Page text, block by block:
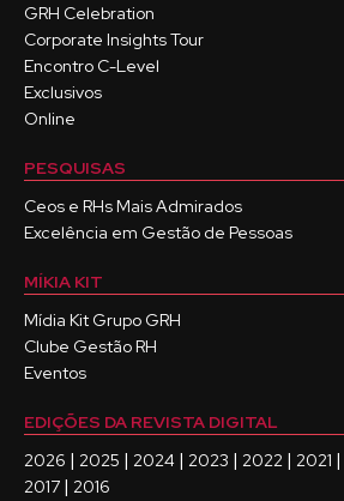
GRH Celebration
Corporate Insights Tour
Encontro C-Level
Exclusivos
Online
PESQUISAS
Ceos e RHs Mais Admirados
Excelência em Gestão de Pessoas
MÍKIA KIT
Mídia Kit Grupo GRH
Clube Gestão RH
Eventos
EDIÇÕES DA REVISTA DIGITAL
2026 | 2025 | 2024 | 2023 | 2022 | 2021 |
2017 | 2016